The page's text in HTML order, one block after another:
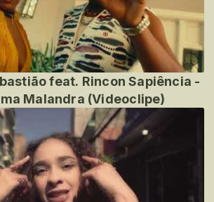
feat. Rincon Sapiência -
Malandra (Videoclipe)